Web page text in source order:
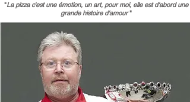
"La pizza c'est une émotion, un art, pour moi, elle est d'abord une
grande histoire d'amour"